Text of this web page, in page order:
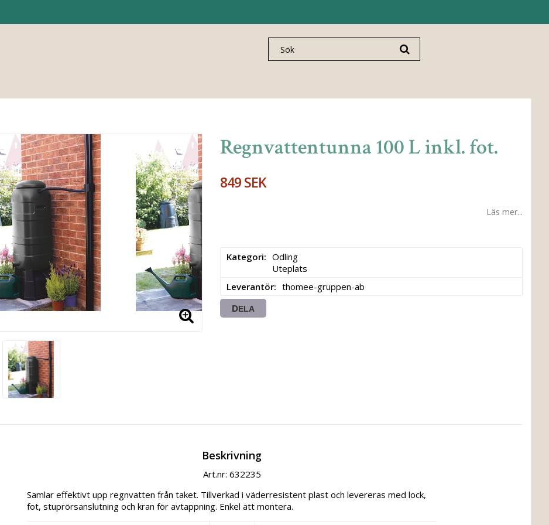
Regnvattentunna 100 L inkl. fot.
849 SEK
Läs mer...
Kategori
Odling
Uteplats
Leverantör
thomee-gruppen-ab
DELA
Beskrivning
Art.nr: 632235
Samlar effektivt upp regnvatten från taket. Tillverkad i väderresistent plast och levereras med lock,
fot, stuprörsanslutning och kran för avtappning. Enkel att montera.